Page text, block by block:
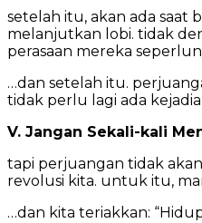
setelah itu, akan ada saat
melanjutkan lobi. tidak
perasaan mereka
…dan setelah itu.
tidak perlu lagi ada
V. Jangan Sekali-kali
tapi perjuangan tidak
revolusi kita. untuk itu,
…dan kita teriakkan: